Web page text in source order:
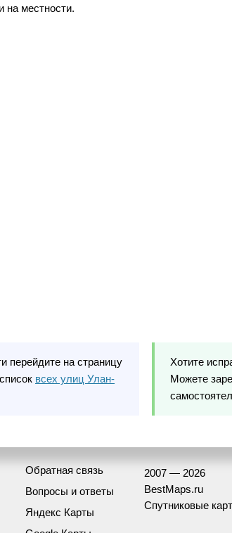
на местности.
перейдите на страницу
всех улиц Улан-
Хотите
Можете
Обратная связь
Вопросы и ответы
Яндекс Карты
2007 — 2026
BestMaps.ru
Спутниковые